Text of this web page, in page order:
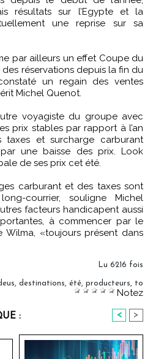
résultats sur l’Egypte et la
une reprise sur sa
par ailleurs un effet Coupe du
réservations depuis la fin du
un regain des ventes
Michel Quenot.
voyagiste du groupe avec
prix stables par rapport à l’an
taxes et surcharge carburant
une baisse des prix. Look
de ses prix cet été.
carburant et des taxes sont
courrier, souligne Michel
facteurs handicapent aussi
à commencer par le
«toujours présent dans
Lu 6216 fois
, destinations, été, producteurs, to
Notez
: < >